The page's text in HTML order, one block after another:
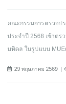
คณะกรรมการตรวจป
ประจำปี 2568 เข้าต
มหิดล ในรูปแบบ
29 พฤษภาคม 2569